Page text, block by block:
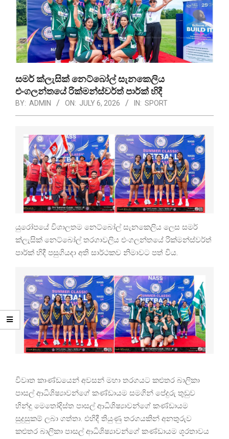
සමර් ක්ලැසික් නෙට්බෝල් සැනකෙලිය
එංගලන්තයේ රික්මන්ස්වර්ත් පාර්ක් හිදී
BY: ADMIN ON: JULY 6, 2026 IN: SPORT
යුරෝපයේ විශාලතම නෙට්බෝල් සැනකෙලිය ලෙස සමර්
ක්ලැසික් නෙට්බෝල් තරගාවලිය එංගලන්තයේ රික්මන්ස්වර්ත්
පාර්ක් හිදී පසුගියදා අති සාර්ථකව නිමාවට පත් විය.
විවෘත කාණ්ඩයෙන් අවසන් මහා තරගයට කළුතර බාලිකා
පාසල් ආධිශිෂ්‍යාවන්ගේ කණ්ඩායම සමගින් පේදුරු තුඩුව
හින්දු මෙතෝදිස්ත පාසල් ආධිශිෂ්‍යාවන්ගේ කණ්ඩායම
සුදුසුකම් ලබා ගත්තා. එහිදී තියුණු තරගයකින් අනතුරුව
කළුතර බාලිකා පාසල් ආධිශිෂ්‍යාවන්ගේ කණ්ඩායම ශූරතාවය